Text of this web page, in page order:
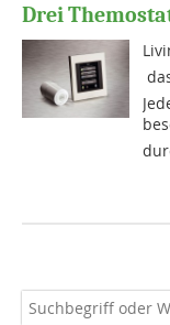
Drei
